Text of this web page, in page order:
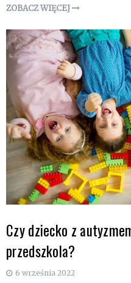
ZOBACZ WIĘCEJ
Czy dziecko z
przedszkola?
6 września 2022